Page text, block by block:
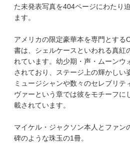
た未発表写真を404ページにわたり
ます。
アメリカの限定豪華本を専門とする
書は、シェルケースといわれる真紅
れています。幼少期・声・ムーンウ
されており、ステージ上の輝かしい
ミュージシャンや数々のセレブリテ
ヴァーという章では彼をモチーフに
載されています。
マイケル・ジャクソン本人とファン
碑のような珠玉の1冊。